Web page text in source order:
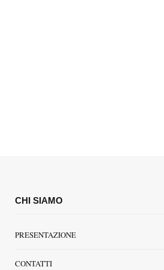
CHI SIAMO
PRESENTAZIONE
CONTATTI